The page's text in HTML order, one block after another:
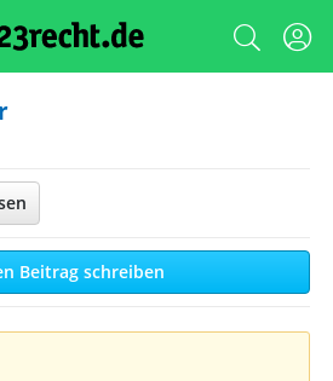
Beitrag schreiben